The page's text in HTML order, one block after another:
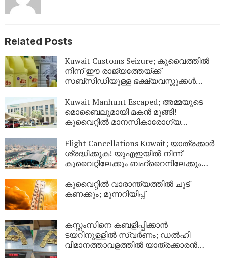
Related Posts
Kuwait Customs Seizure; കുവൈത്തിൽ
നിന്ന് ഈ രാജ്യത്തേയ്ക്ക്
സബ്സിഡിയുള്ള ഭക്ഷ്യവസ്തുക്കൾ
Kuwait Manhunt Escaped; അമ്മയുടെ
മൊബൈലുമായി മകൻ മുങ്ങി!
കുവൈറ്റിൽ മാനസികാരോഗ്യ
യുവാവിനായി പോലീസ് തിരച്ചിൽ
Flight Cancellations Kuwait; യാത്രക്കാർ
ശ്രദ്ധിക്കുക! യുഎഇയിൽ നിന്ന്
കുവൈറ്റിലേക്കും ബഹ്‌റൈനിലേക്കും
ഇങ്ങനെ
കുവൈറ്റിൽ വാരാന്ത്യത്തിൽ ചൂട്
കണക്കും; മുന്നറിയിപ്പ്
കസ്റ്റംസിനെ കബളിപ്പിക്കാൻ
ടയറിനുള്ളിൽ സ്വർണം; ഡൽഹി
വിമാനത്താവളത്തിൽ യാത്രക്കാരൻ